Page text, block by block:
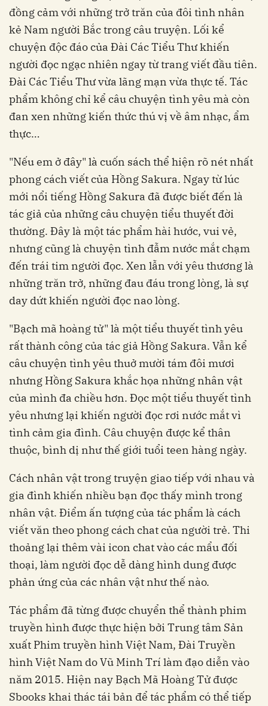
đồng cảm với những trở trăn của đôi tình nhân
kẻ Nam người Bắc trong câu truyện. Lối kể
chuyện độc đáo của Đài Các Tiểu Thư khiến
người đọc ngạc nhiên ngay từ trang viết đầu tiên.
Đài Các Tiểu Thư vừa lãng mạn vừa thực tế. Tác
phẩm không chỉ kể câu chuyện tình yêu mà còn
đan xen những kiến thức thú vị về âm nhạc, ẩm
thực…
"Nếu em ở đây" là cuốn sách thể hiện rõ nét nhất
phong cách viết của Hồng Sakura. Ngay từ lúc
mới nổi tiếng Hồng Sakura đã được biết đến là
tác giả của những câu chuyện tiểu thuyết đời
thường. Đây là một tác phẩm hài hước, vui vẻ,
nhưng cũng là chuyện tình đẫm nước mắt chạm
đến trái tim người đọc. Xen lẫn với yêu thương là
những trăn trở, những đau đáu trong lòng, là sự
day dứt khiến người đọc nao lòng.
"Bạch mã hoàng tử" là một tiểu thuyết tình yêu
rất thành công của tác giả Hồng Sakura. Vẫn kể
câu chuyện tình yêu thuở mười tám đôi mươi
nhưng Hồng Sakura khắc họa những nhân vật
của mình đa chiều hơn. Đọc một tiểu thuyết tình
yêu nhưng lại khiến người đọc rơi nước mắt vì
tình cảm gia đình. Câu chuyện được kể thân
thuộc, bình dị như thế giới tuổi teen hàng ngày.
Cách nhân vật trong truyện giao tiếp với nhau và
gia đình khiến nhiều bạn đọc thấy mình trong
nhân vật. Điểm ấn tượng của tác phẩm là cách
viết văn theo phong cách chat của người trẻ. Thi
thoảng lại thêm vài icon chat vào các mẩu đối
thoại, làm người đọc dễ dàng hình dung được
phản ứng của các nhân vật như thế nào.
Tác phẩm đã từng được chuyển thể thành phim
truyền hình được thực hiện bởi Trung tâm Sản
xuất Phim truyền hình Việt Nam, Đài Truyền
hình Việt Nam do Vũ Minh Trí làm đạo diễn vào
năm 2015. Hiện nay Bạch Mã Hoàng Tử được
Sbooks khai thác tái bản để tác phẩm có thể tiếp